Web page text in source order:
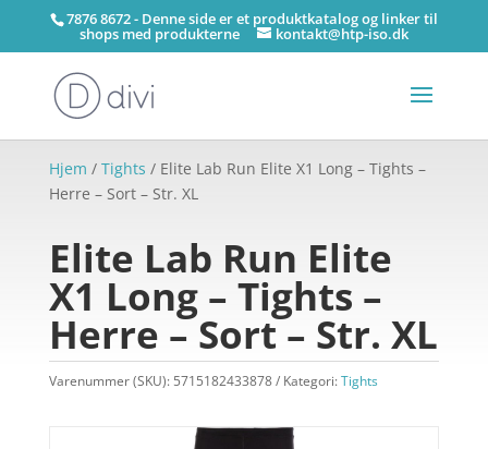
7876 8672 - Denne side er et produktkatalog og linker til
shops med produkterne kontakt@htp-iso.dk
Hjem / Tights / Elite Lab Run Elite X1 Long – Tights –
Herre – Sort – Str. XL
Elite Lab Run Elite
X1 Long – Tights –
Herre – Sort – Str. XL
Varenummer (SKU): 5715182433878 Kategori:Tights